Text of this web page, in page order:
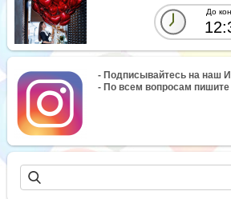
До
- Подписывайтесь на наш
- По всем вопросам пишите